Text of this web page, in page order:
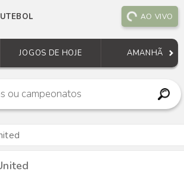
AO VIVO
JOGOS DE HOJE AMANHÃ